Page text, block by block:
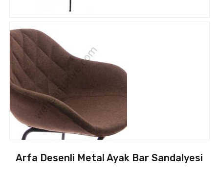
Arfa Desenli Metal Ayak Bar Sandalyesi